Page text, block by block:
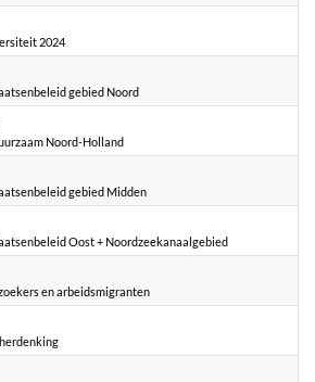
2024
gebied Noord
Noord-Holland
gebied Midden
Oost + Noordzeekanaalgebied
en arbeidsmigranten